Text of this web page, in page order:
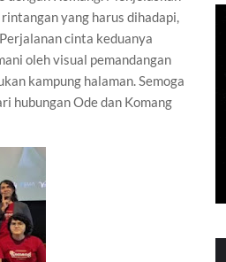
yang harus dihadapi,
cinta keduanya
oleh visual pemandangan
kampung halaman. Semoga
hubungan Ode dan Komang